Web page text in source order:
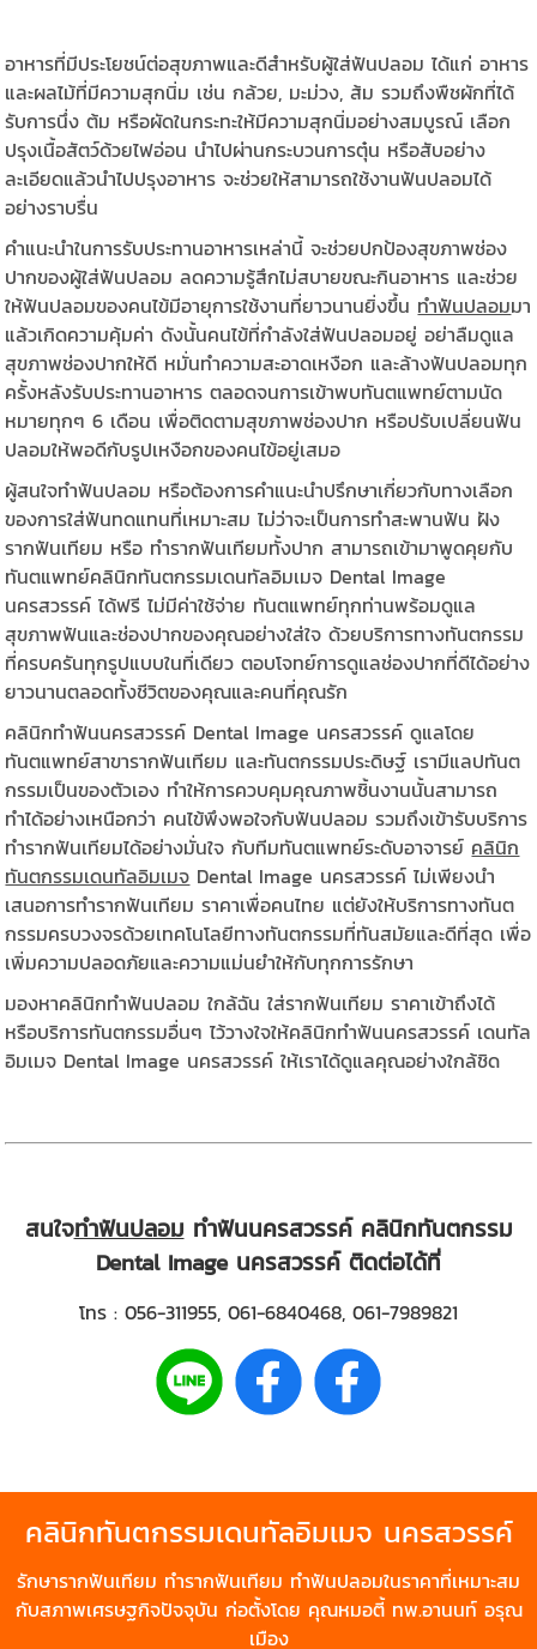
อาหารที่มีประโยชน์ต่อสุขภาพและดีสำหรับผู้ใส่ฟันปลอม ได้แก่ อาหาร
และผลไม้ที่มีความสุกนิ่ม เช่น กล้วย, มะม่วง, ส้ม รวมถึงพืชผักที่ได้
รับการนึ่ง ต้ม หรือผัดในกระทะให้มีความสุกนิ่มอย่างสมบูรณ์ เลือก
ปรุงเนื้อสัตว์ด้วยไฟอ่อน นำไปผ่านกระบวนการตุ๋น หรือสับอย่าง
ละเอียดแล้วนำไปปรุงอาหาร จะช่วยให้สามารถใช้งานฟันปลอมได้
อย่างราบรื่น
คำแนะนำในการรับประทานอาหารเหล่านี้ จะช่วยปกป้องสุขภาพช่อง
ปากของผู้ใส่ฟันปลอม ลดความรู้สึกไม่สบายขณะกินอาหาร และช่วย
ให้ฟันปลอมของคนไข้มีอายุการใช้งานที่ยาวนานยิ่งขึ้น ทำฟันปลอมมา
แล้วเกิดความคุ้มค่า ดังนั้นคนไข้ที่กำลังใส่ฟันปลอมอยู่ อย่าลืมดูแล
สุขภาพช่องปากให้ดี หมั่นทำความสะอาดเหงือก และล้างฟันปลอมทุก
ครั้งหลังรับประทานอาหาร ตลอดจนการเข้าพบทันตแพทย์ตามนัด
หมายทุกๆ 6 เดือน เพื่อติดตามสุขภาพช่องปาก หรือปรับเปลี่ยนฟัน
ปลอมให้พอดีกับรูปเหงือกของคนไข้อยู่เสมอ
ผู้สนใจทำฟันปลอม หรือต้องการคำแนะนำปรึกษาเกี่ยวกับทางเลือก
ของการใส่ฟันทดแทนที่เหมาะสม ไม่ว่าจะเป็นการทำสะพานฟัน ฝัง
รากฟันเทียม หรือ ทำรากฟันเทียมทั้งปาก สามารถเข้ามาพูดคุยกับ
ทันตแพทย์คลินิกทันตกรรมเดนทัลอิมเมจ Dental Image
นครสวรรค์ ได้ฟรี ไม่มีค่าใช้จ่าย ทันตแพทย์ทุกท่านพร้อมดูแล
สุขภาพฟันและช่องปากของคุณอย่างใส่ใจ ด้วยบริการทางทันตกรรม
ที่ครบครันทุกรูปแบบในที่เดียว ตอบโจทย์การดูแลช่องปากที่ดีได้อย่าง
ยาวนานตลอดทั้งชีวิตของคุณและคนที่คุณรัก
คลินิกทำฟันนครสวรรค์ Dental Image นครสวรรค์ ดูแลโดย
ทันตแพทย์สาขารากฟันเทียม และทันตกรรมประดิษฐ์ เรามีแลปทันต
กรรมเป็นของตัวเอง ทำให้การควบคุมคุณภาพชิ้นงานนั้นสามารถ
ทำได้อย่างเหนือกว่า คนไข้พึงพอใจกับฟันปลอม รวมถึงเข้ารับบริการ
ทำรากฟันเทียมได้อย่างมั่นใจ กับทีมทันตแพทย์ระดับอาจารย์ คลินิก
ทันตกรรมเดนทัลอิมเมจ Dental Image นครสวรรค์ ไม่เพียงนำ
เสนอการทำรากฟันเทียม ราคาเพื่อคนไทย แต่ยังให้บริการทางทันต
กรรมครบวงจรด้วยเทคโนโลยีทางทันตกรรมที่ทันสมัยและดีที่สุด เพื่อ
เพิ่มความปลอดภัยและความแม่นยำให้กับทุกการรักษา
มองหาคลินิกทำฟันปลอม ใกล้ฉัน ใส่รากฟันเทียม ราคาเข้าถึงได้
หรือบริการทันตกรรมอื่นๆ ไว้วางใจให้คลินิกทำฟันนครสวรรค์ เดนทัล
อิมเมจ Dental Image นครสวรรค์ ให้เราได้ดูแลคุณอย่างใกล้ชิด
สนใจทำฟันปลอม ทำฟันนครสวรรค์ คลินิกทันตกรรม
Dental Image นครสวรรค์ ติดต่อได้ที่
โทร : 056-311955, 061-6840468, 061-7989821
คลินิกทันตกรรมเดนทัลอิมเมจ นครสวรรค์
รักษารากฟันเทียม ทำรากฟันเทียม ทำฟันปลอมในราคาที่เหมาะสม
กับสภาพเศรษฐกิจปัจจุบัน ก่อตั้งโดย คุณหมอตี้ ทพ.อานนท์ อรุณ
เมือง